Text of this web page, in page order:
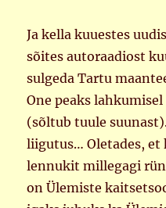
Ja kella kuuestes
sõites autoraadiost
sulgeda Tartu
One peaks
(sõltub tuule
liigutus… Oletades, et
lennukit millegagi
on Ülemiste